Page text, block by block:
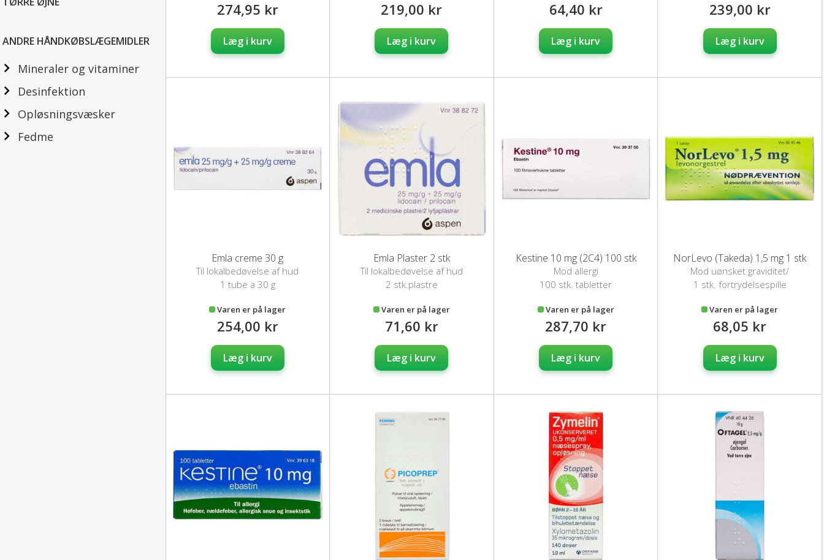
ANDRE HÅNDKØBSLÆGEMIDLER
Mineraler og vitaminer
Desinfektion
Opløsningsvæsker
Fedme
274,95 kr
Læg i kurv
219,00 kr
Læg i kurv
64,40 kr
Læg i kurv
239,00 kr
Læg i kurv
Emla creme 30 g
Til lokalbedøvelse af hud
1 tube a 30 g
Varen er på lager
254,00 kr
Læg i kurv
Emla Plaster 2 stk
Til lokalbedøvelse af hud
2 stk.plastre
Varen er på lager
71,60 kr
Læg i kurv
Kestine 10 mg (2C4) 100 stk
Mod allergi
100 stk. tabletter
Varen er på lager
287,70 kr
Læg i kurv
NorLevo (Takeda) 1,5 mg 1 stk
Mod uønsket graviditet/
nødprævention / fortrydelsespille
1 stk. fortrydelsespille
Varen er på lager
68,05 kr
Læg i kurv